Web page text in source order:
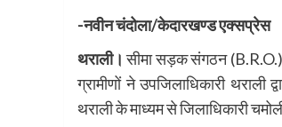
-नवीन चंदोला/केदारखण्ड एक्सप्रेस
थराली। सीमा सड़क संगठन (B.R.O.)
ग्रामीणों ने उपजिलाधिकारी थराली
थराली के माध्यम से जिलाधिकारी